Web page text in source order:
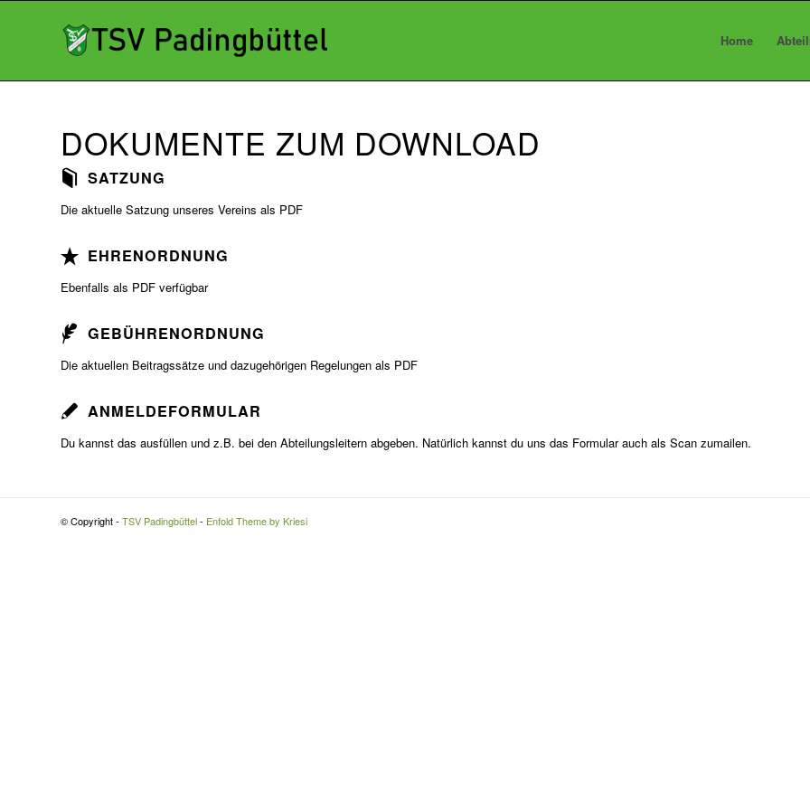
Home
DOKUMENTE ZUM DOWNLOAD
SATZUNG
Die aktuelle Satzung unseres Vereins als PDF
EHRENORDNUNG
Ebenfalls als PDF verfügbar
GEBÜHRENORDNUNG
Die aktuellen Beitragssätze und dazugehörigen Regelungen als PDF
ANMELDEFORMULAR
Du kannst das ausfüllen und z.B. bei den Abteilungsleitern abgeben. Natürlich kannst du uns das Formular auch als Scan zumailen.
© Copyright - TSV Padingbüttel- Enfold Theme by Kriesi